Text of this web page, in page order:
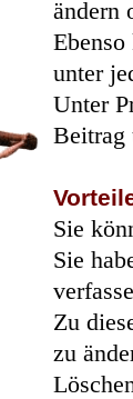
ändern
unter
Unter
Beitrag
Sie
Sie
Zu
zu